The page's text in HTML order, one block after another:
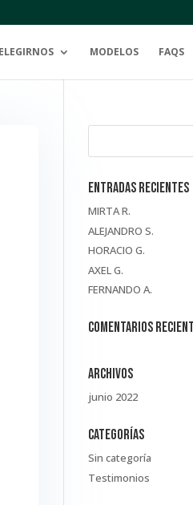
MODELOS FAQS
Entradas recientes
MIRTA R.
ALEJANDRO S.
HORACIO G.
AXEL G.
FERNANDO A.
Comentarios
Archivos
junio 2022
Categorías
Sin categoría
Testimonios